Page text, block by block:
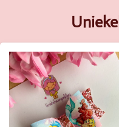
naar
de
hoofdinhoud